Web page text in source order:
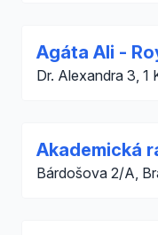
Agáta Ali -
Dr. Alexandra 3, 1
Akademická
Bárdošova 2/A,